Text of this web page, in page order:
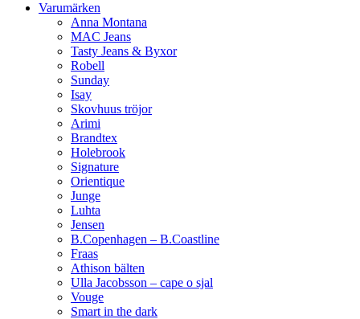
Varumärken
Anna Montana
MAC Jeans
Tasty Jeans & Byxor
Robell
Sunday
Isay
Skovhuus tröjor
Arimi
Brandtex
Holebrook
Signature
Orientique
Junge
Luhta
Jensen
B.Copenhagen – B.Coastline
Fraas
Athison bälten
Ulla Jacobsson – cape o sjal
Vouge
Smart in the dark